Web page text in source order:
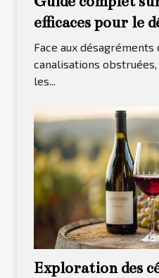
efficaces pour le
canalisations
Face aux désagréments
canalisations
les...
Exploration des